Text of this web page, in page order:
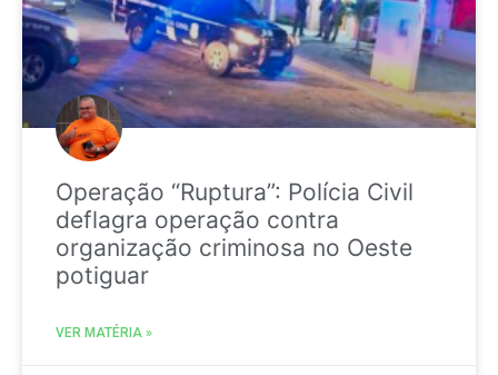
Operação “Ruptura”: Polícia Civil
deflagra operação contra
organização criminosa no Oeste
potiguar
VER MATÉRIA »